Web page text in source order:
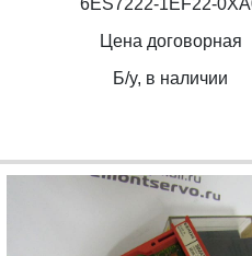
Цена договорная
Б/y, в наличии